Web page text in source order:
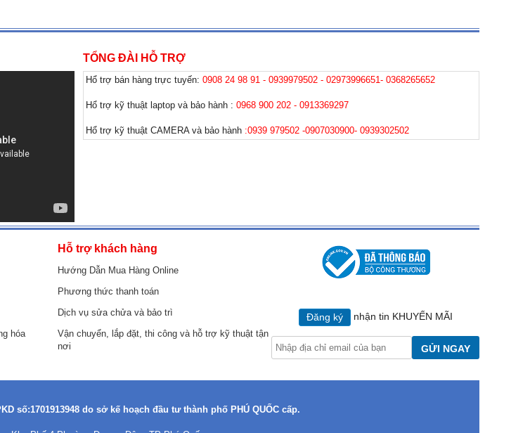
TỔNG ĐÀI HỖ TRỢ
Hổ trợ bán hàng trực tuyến: 0908 24 98 91 - 0939979502 - 02973996651- 0368265652
Hổ trợ kỹ thuật laptop và bảo hành : 0968 900 202 - 0913369297
Hổ trợ kỹ thuật CAMERA và bảo hành :0939 979502 -0907030900- 0939302502
hóa
Hỗ trợ khách hàng
Hướng Dẫn Mua Hàng Online
Phương thức thanh toán
Dịch vụ sửa chửa và bảo trì
Vận chuyển, lắp đặt, thi công và hỗ trợ kỹ thuật tận
nơi
Đăng ký nhận tin KHUYẾN MÃI
GỬI NGAY
số:1701913948 do sở kế hoạch đầu tư thành phố PHÚ QUỐC cấp.